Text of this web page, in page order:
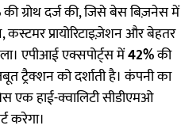
की ग्रोथ दर्ज की, जिसे बेस बिज़नेस में
कस्टमर प्रायोरिटाइज़ेशन और बेहतर
एपीआई एक्सपोर्ट्स में42%की
ट्रैक्शन को दर्शाती है। कंपनी का
एक हाई-क्वालिटी सीडीएमओ
करेगा।